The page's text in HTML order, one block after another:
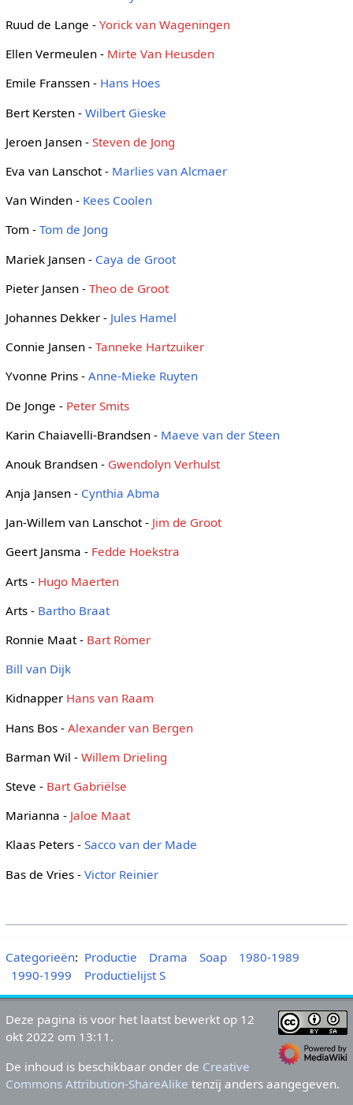
Ruud de Lange - Yorick van Wageningen
Ellen Vermeulen - Mirte Van Heusden
Emile Franssen - Hans Hoes
Bert Kersten - Wilbert Gieske
Jeroen Jansen - Steven de Jong
Eva van Lanschot - Marlies van Alcmaer
Van Winden - Kees Coolen
Tom - Tom de Jong
Mariek Jansen - Caya de Groot
Pieter Jansen - Theo de Groot
Johannes Dekker - Jules Hamel
Connie Jansen - Tanneke Hartzuiker
Yvonne Prins - Anne-Mieke Ruyten
De Jonge - Peter Smits
Karin Chaiavelli-Brandsen - Maeve van der Steen
Anouk Brandsen - Gwendolyn Verhulst
Anja Jansen - Cynthia Abma
Jan-Willem van Lanschot - Jim de Groot
Geert Jansma - Fedde Hoekstra
Arts - Hugo Maerten
Arts - Bartho Braat
Ronnie Maat - Bart Römer
Bill van Dijk
Kidnapper Hans van Raam
Hans Bos - Alexander van Bergen
Barman Wil - Willem Drieling
Steve - Bart Gabriëlse
Marianna - Jaloe Maat
Klaas Peters - Sacco van der Made
Bas de Vries - Victor Reinier
Categorieën: Productie Drama Soap
1980-1989
1990-1999
Productielijst S
Deze pagina is voor het laatst bewerkt op 12
okt 2022 om 13:11.
De inhoud is beschikbaar onder de Creative
Commons Attribution-ShareAlike tenzij anders aangegeven.